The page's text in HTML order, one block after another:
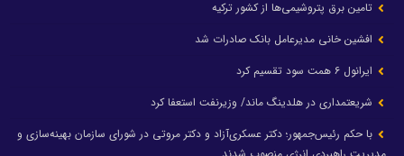
تامین برق پتروشیمی‌ها از کشور ترکیه
افشین خانی مدیرعامل بانک صادرات شد
ایرانول ۶ همت سود تقسیم کرد
شریعتمداری در هلدینگ ماند/ وزیرنفت استعفا کرد
با حکم رئیس‌جمهور؛ دکتر عسکری‌آزاد و دکتر مروتی در شورای سازمان بهینه‌سازی و